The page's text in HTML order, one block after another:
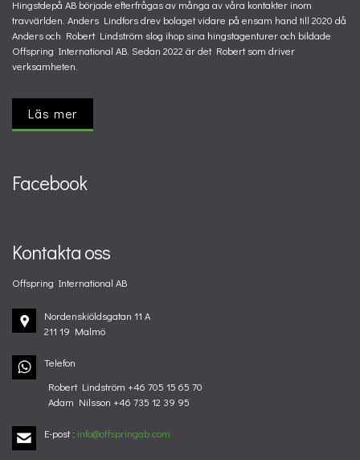
Hingstdepå AB började efterfrågas av många av våra kontakter inom
travvärlden. Anders Lindfors drev bolaget vidare på ensam hand till 2020 då
Anders och Robert Lindström slog ihop sina hingstagenturer och bildade
Offspring International AB. Sedan 2022 är det Robert som driver
verksamheten.
Läs mer
Facebook
Kontakta oss
Offspring International AB
Nordenskiöldsgatan 11 A
211 19 Malmö
Telefon
Robert Lindström +46 705 15 65 70
Adam Nilsson +46 735 12 39 95
E-post: info@offspringab.com